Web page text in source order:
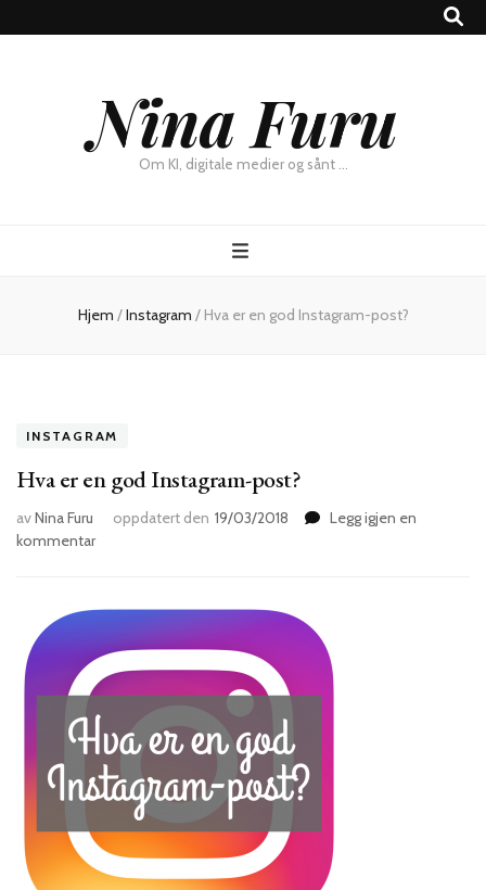
Nina Furu
Om KI, digitale medier og sånt …
Hjem /Instagram / Hva er en god Instagram-post?
INSTAGRAM
Hva er en god Instagram-post?
avNina Furu oppdatert den 19/03/2018
Legg igjen en
kommentartil
en
Instagram-
post?